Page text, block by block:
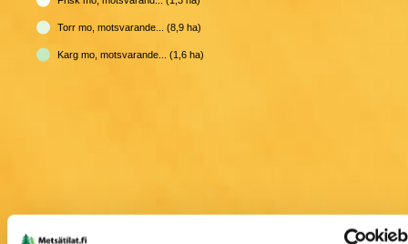
Torr mo, motsvarande... (8,9 ha)
Karg mo, motsvarande... (1,6 ha)